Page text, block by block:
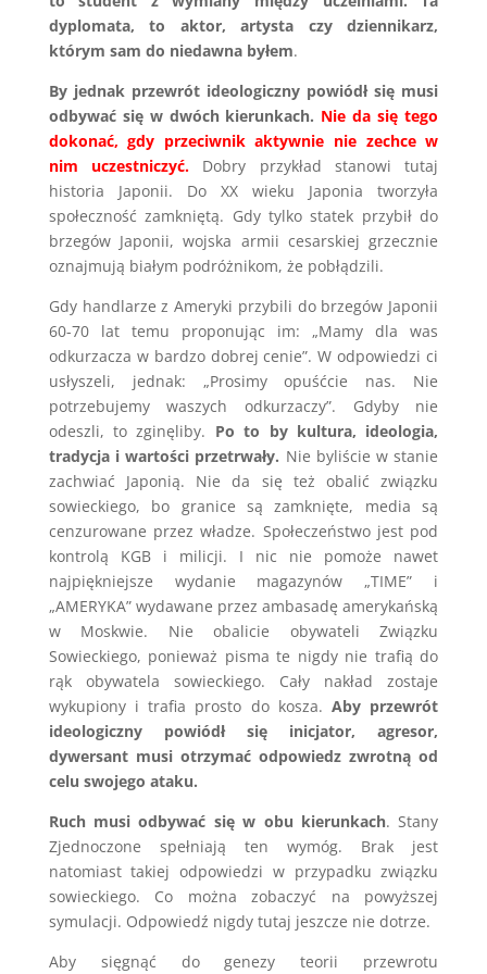
dyplomata, to aktor, artysta czy dziennikarz,
którym sam do niedawna byłem.
By jednak przewrót ideologiczny powiódł się musi
odbywać się w dwóch kierunkach. Nie da się tego
dokonać, gdy przeciwnik aktywnie nie zechce w
nim uczestniczyć. Dobry przykład stanowi tutaj
historia Japonii. Do XX wieku Japonia tworzyła
społeczność zamkniętą. Gdy tylko statek przybił do
brzegów Japonii, wojska armii cesarskiej grzecznie
oznajmują białym podróżnikom, że pobłądzili.
Gdy handlarze z Ameryki przybili do brzegów Japonii
60-70 lat temu proponując im: „Mamy dla was
odkurzacza w bardzo dobrej cenie”. W odpowiedzi ci
usłyszeli, jednak: „Prosimy opuśćcie nas. Nie
potrzebujemy waszych odkurzaczy”. Gdyby nie
odeszli, to zginęliby. Po to by kultura, ideologia,
tradycja i wartości przetrwały. Nie byliście w stanie
zachwiać Japonią. Nie da się też obalić związku
sowieckiego, bo granice są zamknięte, media są
cenzurowane przez władze. Społeczeństwo jest pod
kontrolą KGB i milicji. I nic nie pomoże nawet
najpiękniejsze wydanie magazynów „TIME” i
„AMERYKA” wydawane przez ambasadę amerykańską
w Moskwie. Nie obalicie obywateli Związku
Sowieckiego, ponieważ pisma te nigdy nie trafią do
rąk obywatela sowieckiego. Cały nakład zostaje
wykupiony i trafia prosto do kosza. Aby przewrót
ideologiczny powiódł się inicjator, agresor,
dywersant musi otrzymać odpowiedz zwrotną od
celu swojego ataku.
Ruch musi odbywać się w obu kierunkach. Stany
Zjednoczone spełniają ten wymóg. Brak jest
natomiast takiej odpowiedzi w przypadku związku
sowieckiego. Co można zobaczyć na powyższej
symulacji. Odpowiedź nigdy tutaj jeszcze nie dotrze.
Aby sięgnąć do genezy teorii przewrotu